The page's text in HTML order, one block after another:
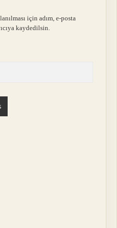
için adım, e-posta
kaydedilsin.